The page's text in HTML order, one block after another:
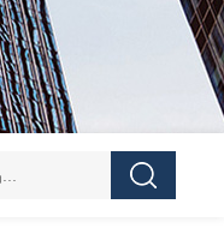
小型自动化涂布机 薄膜/金